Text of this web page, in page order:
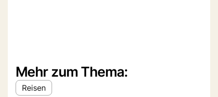
Mehr zum Thema:
Reisen